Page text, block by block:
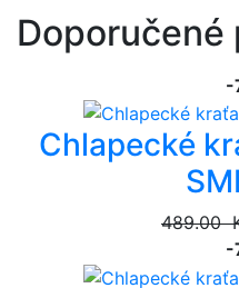
Doporučené
-
Chlapecké
489.00
-